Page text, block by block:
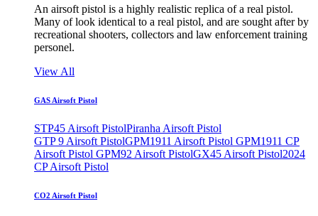
An airsoft pistol is a highly realistic replica of a real pistol.
Many of look identical to a real pistol, and are sought after by
recreational shooters, collectors and law enforcement training
personel.
View All
GAS Airsoft Pistol
STP45 Airsoft PistolPiranha Airsoft Pistol
GTP 9 Airsoft PistolGPM1911 Airsoft Pistol GPM1911 CP
Airsoft Pistol GPM92 Airsoft PistolGX45 Airsoft Pistol2024
CP Airsoft Pistol
CO2 Airsoft Pistol